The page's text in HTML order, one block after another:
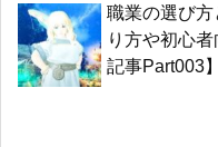
職業の選び
り方や初心
記事Part003】